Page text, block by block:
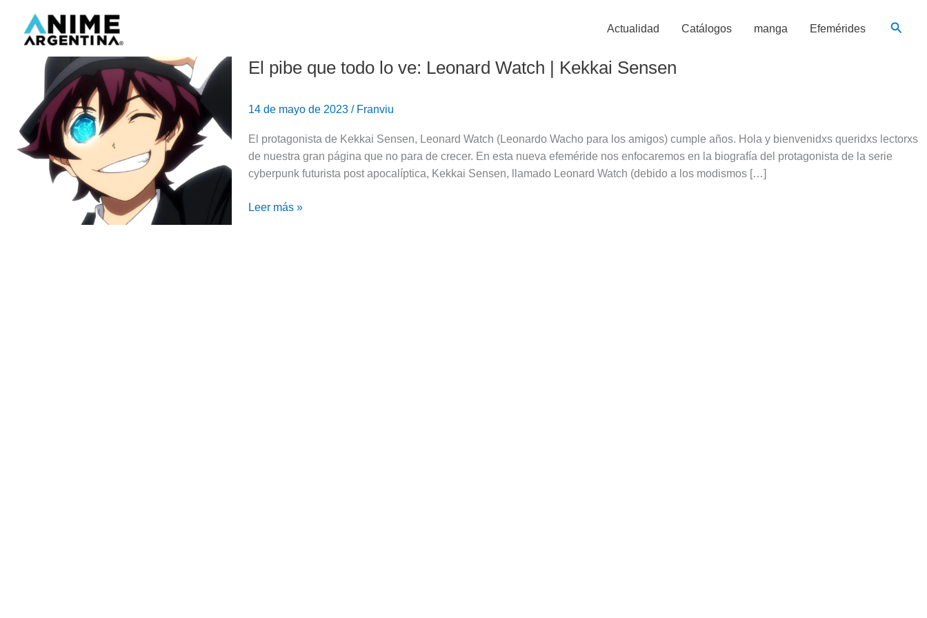
contenido
Actualidad Catálogos manga Efemérides
El pibe que todo lo ve: Leonard Watch | Kekkai Sensen
14 de mayo de 2023 / Franviu
El protagonista de Kekkai Sensen, Leonard Watch (Leonardo Wacho para los amigos) cumple años. Hola y bienvenidxs queridxs lectorxs
de nuestra gran página que no para de crecer. En esta nueva efeméride nos enfocaremos en la biografía del protagonista de la serie
cyberpunk futurista post apocalíptica, Kekkai Sensen, llamado Leonard Watch (debido a los modismos […]
El
todo
lo
ve:
Leonard
|Leer más »